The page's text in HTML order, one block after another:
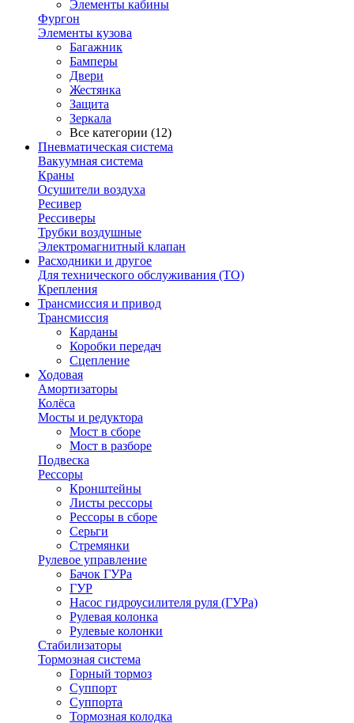
Элементы кабины
Фургон
Элементы кузова
Багажник
Бамперы
Двери
Жестянка
Защита
Зеркала
Все категории (12)
Пневматическая система
Вакуумная система
Краны
Осушители воздуха
Ресивер
Рессиверы
Трубки воздушные
Электромагнитный клапан
Расходники и другое
Для технического обслуживания (ТО)
Крепления
Трансмиссия и привод
Трансмиссия
Карданы
Коробки передач
Сцепление
Ходовая
Амортизаторы
Колёса
Мосты и редуктора
Мост в сборе
Мост в разборе
Подвеска
Рессоры
Кронштейны
Листы рессоры
Рессоры в сборе
Серьги
Стремянки
Рулевое управление
Бачок ГУРа
ГУР
Насос гидроусилителя руля (ГУРа)
Рулевая колонка
Рулевые колонки
Стабилизаторы
Тормозная система
Горный тормоз
Суппорт
Суппорта
Тормозная колодка